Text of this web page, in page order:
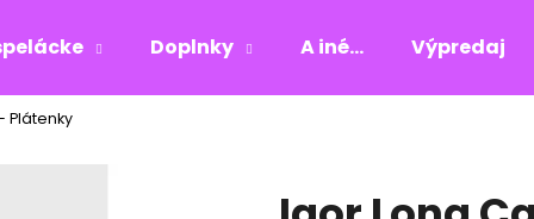
Doplnky A iné... Výpredaj
Plátenky
Čo potrebujete nájsť?